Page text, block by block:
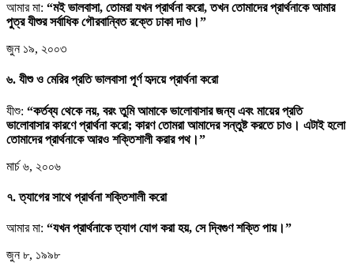
আমার মা: “মই ভালবাসা, তোমরা যখন প্রার্থনা করো, তখন তোমাদের প্রার্থনাকে আমার
পুত্র যীশুর সর্বাধিক গৌরবান্বিত রক্তে ঢাকা দাও।”
জুন ১৯, ২০০৩
৬. যীশু ও মেরির প্রতি ভালবাসা পূর্ণ হৃদয়ে প্রার্থনা করো
যীশু: “কর্তব্য থেকে নয়, বরং তুমি আমাকে ভালোবাসার জন্য এবং মায়ের প্রতি
ভালোবাসার কারণে প্রার্থনা করো; কারণ তোমরা আমাদের সন্তুষ্ট করতে চাও। এটাই হলো
তোমাদের প্রার্থনাকে আরও শক্তিশালী করার পথ।”
মার্চ ৬, ২০০৬
৭. ত্যাগের সাথে প্রার্থনা শক্তিশালী করো
আমার মা: “যখন প্রার্থনাকে ত্যাগ যোগ করা হয়, সে দ্বিগুণ শক্তি পায়।”
জুন ৮, ১৯৯৮